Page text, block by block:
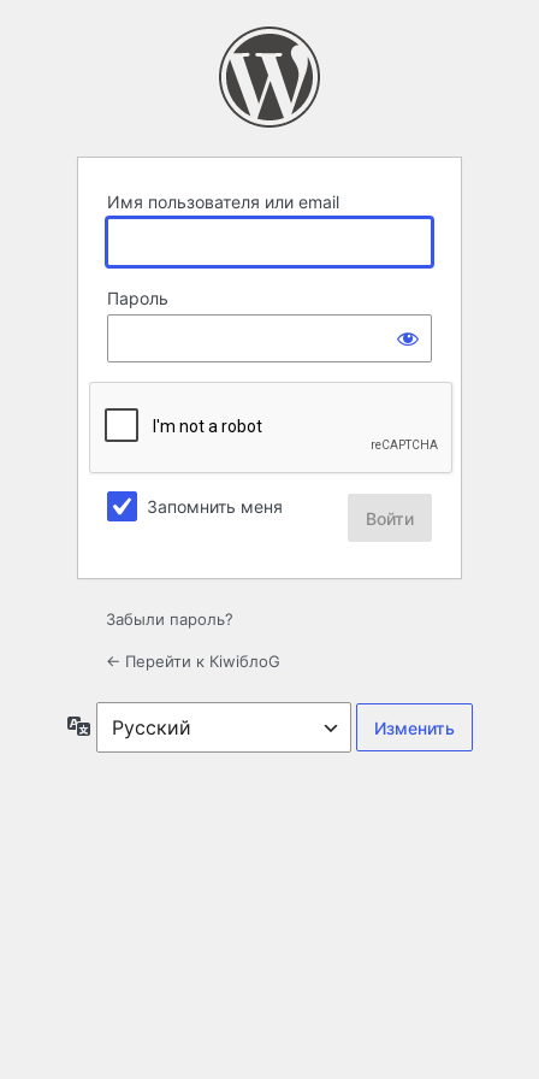
Имя пользователя или email
Пароль
Запомнить меня
Забыли пароль?
← Перейти к КiwiблоG
Язык